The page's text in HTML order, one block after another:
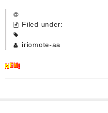
卒園記念品
Filed under:
iriomote-aa